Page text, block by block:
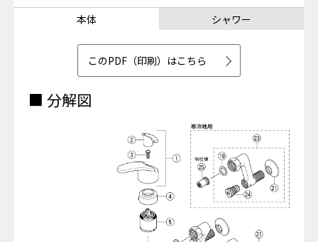
本体 シャワー
このPDF（印刷）はこちら
■ 分解図